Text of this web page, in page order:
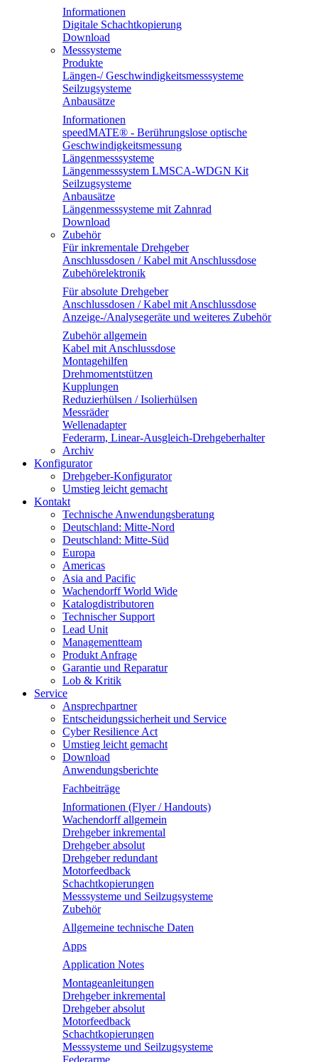
Informationen
Digitale Schachtkopierung
Download
Messsysteme
Produkte
Längen-/ Geschwindigkeitsmesssysteme
Seilzugsysteme
Anbausätze
Informationen
speedMATE® - Berührungslose optische
Geschwindigkeitsmessung
Längenmesssysteme
Längenmesssystem LMSCA-WDGN Kit
Seilzugsysteme
Anbausätze
Längenmesssysteme mit Zahnrad
Download
Zubehör
Für inkrementale Drehgeber
Anschlussdosen / Kabel mit Anschlussdose
Zubehörelektronik
Für absolute Drehgeber
Anschlussdosen / Kabel mit Anschlussdose
Anzeige-/Analysegeräte und weiteres Zubehör
Zubehör allgemein
Kabel mit Anschlussdose
Montagehilfen
Drehmomentstützen
Kupplungen
Reduzierhülsen / Isolierhülsen
Messräder
Wellenadapter
Federarm, Linear-Ausgleich-Drehgeberhalter
Archiv
Konfigurator
Drehgeber-Konfigurator
Umstieg leicht gemacht
Kontakt
Technische Anwendungsberatung
Deutschland: Mitte-Nord
Deutschland: Mitte-Süd
Europa
Americas
Asia and Pacific
Wachendorff World Wide
Katalogdistributoren
Technischer Support
Lead Unit
Managementteam
Produkt Anfrage
Garantie und Reparatur
Lob & Kritik
Service
Ansprechpartner
Entscheidungssicherheit und Service
Cyber Resilience Act
Umstieg leicht gemacht
Download
Anwendungsberichte
Fachbeiträge
Informationen (Flyer / Handouts)
Wachendorff allgemein
Drehgeber inkremental
Drehgeber absolut
Drehgeber redundant
Motorfeedback
Schachtkopierungen
Messsysteme und Seilzugsysteme
Zubehör
Allgemeine technische Daten
Apps
Application Notes
Montageanleitungen
Drehgeber inkremental
Drehgeber absolut
Motorfeedback
Schachtkopierungen
Messsysteme und Seilzugsysteme
Federarme